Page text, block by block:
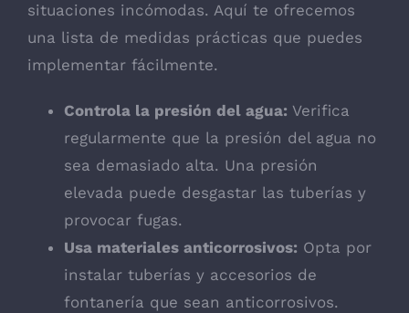
situaciones incómodas. Aquí te ofrecemos
una lista de medidas prácticas que puedes
implementar fácilmente.
Controla la presión del agua: Verifica
regularmente que la presión del agua no
sea demasiado alta. Una presión
elevada puede desgastar las tuberías y
provocar fugas.
Usa materiales anticorrosivos: Opta por
instalar tuberías y accesorios de
fontanería que sean anticorrosivos.